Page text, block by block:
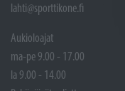
lahti@sporttikone.fi
Aukioloajat
ma-pe 9.00 - 17.00
la 9.00 - 14.00